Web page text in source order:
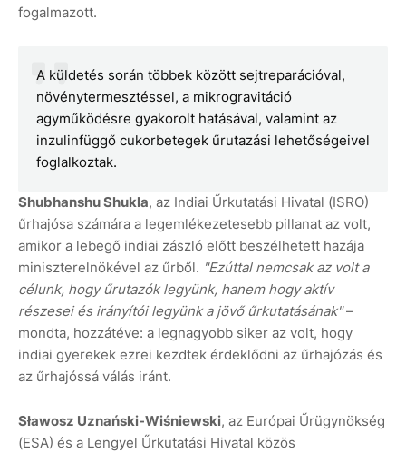
fogalmazott.
A küldetés során többek között sejtreparációval,
növénytermesztéssel, a mikrogravitáció
agyműködésre gyakorolt hatásával, valamint az
inzulinfüggő cukorbetegek űrutazási lehetőségeivel
foglalkoztak.
Shubhanshu Shukla, az Indiai Űrkutatási Hivatal (ISRO)
űrhajósa számára a legemlékezetesebb pillanat az volt,
amikor a lebegő indiai zászló előtt beszélhetett hazája
miniszterelnökével az űrből. "Ezúttal nemcsak az volt a
célunk, hogy űrutazók legyünk, hanem hogy aktív
részesei és irányítói legyünk a jövő űrkutatásának"–
mondta, hozzátéve: a legnagyobb siker az volt, hogy
indiai gyerekek ezrei kezdtek érdeklődni az űrhajózás és
az űrhajóssá válás iránt.
Sławosz Uznański-Wiśniewski, az Európai Űrügynökség
(ESA) és a Lengyel Űrkutatási Hivatal közös